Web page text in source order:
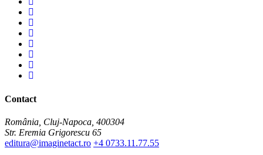
Contact
România, Cluj-Napoca, 400304
Str. Eremia Grigorescu 65
editura@imaginetact.ro +4 0733.11.77.55